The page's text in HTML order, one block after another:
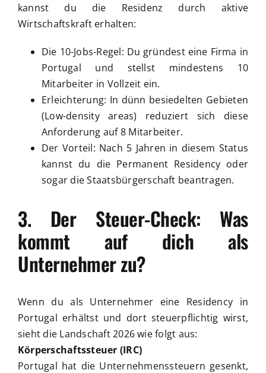
kannst du die Residenz durch aktive
Wirtschaftskraft erhalten:
Die 10-Jobs-Regel: Du gründest eine Firma in
Portugal und stellst mindestens 10
Mitarbeiter in Vollzeit ein.
Erleichterung: In dünn besiedelten Gebieten
(Low-density areas) reduziert sich diese
Anforderung auf 8 Mitarbeiter.
Der Vorteil: Nach 5 Jahren in diesem Status
kannst du die Permanent Residency oder
sogar die Staatsbürgerschaft beantragen.
3. Der Steuer-Check: Was
kommt auf dich als
Unternehmer zu?
Wenn du als Unternehmer eine Residency in
Portugal erhältst und dort steuerpflichtig wirst,
sieht die Landschaft 2026 wie folgt aus:
Körperschaftssteuer (IRC)
Portugal hat die Unternehmenssteuern gesenkt,